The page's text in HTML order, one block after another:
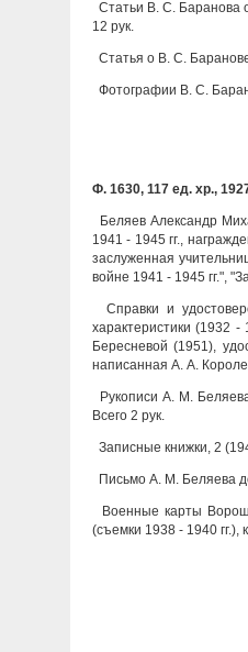
Статьи В. С. Баранова
12 рук.
Статья о В. С.
Фотографии В. С.
Ф. 1630, 117 ед. хр.,
Беляев Александр
1941 - 1945 гг.,
заслуженная
войне 1941 - 1945 гг.",
Справки и
характеристики (1932
Бересневой (1951),
написанная А. А.
Рукописи А. М.
Всего 2 рук.
Записные книжки, 2
Письмо А. М. Беляева
Военные карты
(съемки 1938 - 1940 гг.),